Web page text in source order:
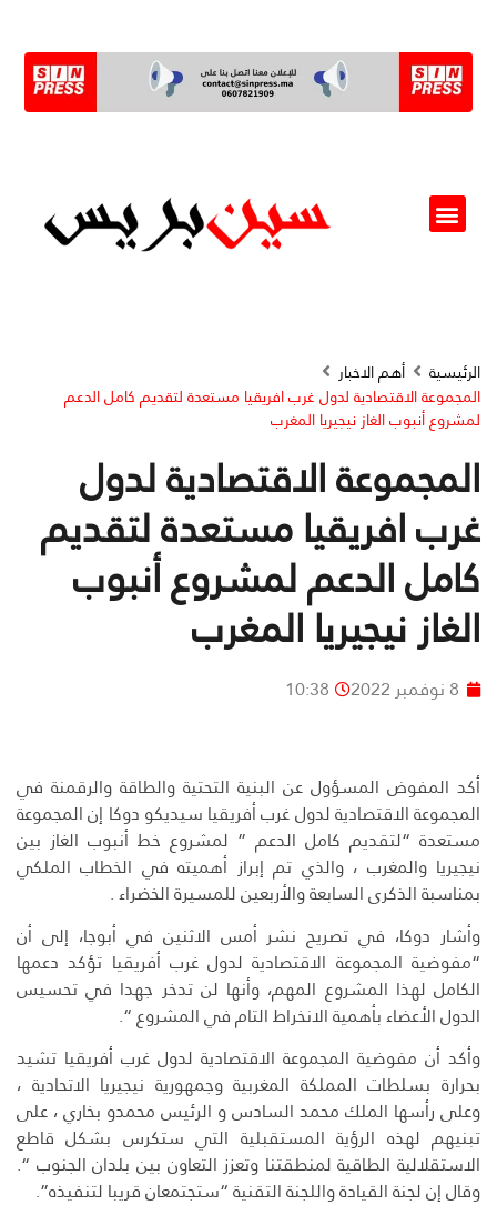
الرئيسية
أهم الاخبار
المجموعة الاقتصادية لدول غرب افريقيا مستعدة لتقديم كامل الدعم
لمشروع أنبوب الغاز نيجيريا المغرب
المجموعة الاقتصادية لدول
غرب افريقيا مستعدة لتقديم
كامل الدعم لمشروع أنبوب
الغاز نيجيريا المغرب
8 نوفمبر 2022 10:38
أكد المفوض المسؤول عن البنية التحتية والطاقة والرقمنة في
المجموعة الاقتصادية لدول غرب أفريقيا سيديكو دوكا إن المجموعة
مستعدة “لتقديم كامل الدعم ” لمشروع خط أنبوب الغاز بين
نيجيريا والمغرب ، والذي تم إبراز أهميته في الخطاب الملكي
بمناسبة الذكرى السابعة والأربعين للمسيرة الخضراء .
وأشار دوكا، في تصريح نشر أمس الاثنين في أبوجا، إلى أن
“مفوضية المجموعة الاقتصادية لدول غرب أفريقيا تؤكد دعمها
الكامل لهذا المشروع المهم، وأنها لن تدخر جهدا في تحسيس
الدول الأعضاء بأهمية الانخراط التام في المشروع “.
وأكد أن مفوضية المجموعة الاقتصادية لدول غرب أفريقيا تشيد
بحرارة بسلطات المملكة المغربية وجمهورية نيجيريا الاتحادية ،
وعلى رأسها الملك محمد السادس و الرئيس محمدو بخاري ، على
تبنيهم لهذه الرؤية المستقبلية التي ستكرس بشكل قاطع
الاستقلالية الطاقية لمنطقتنا وتعزز التعاون بين بلدان الجنوب “.
وقال إن لجنة القيادة واللجنة التقنية “ستجتمعان قريبا لتنفيذه”.